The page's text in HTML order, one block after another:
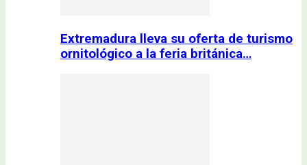
Extremadura lleva su oferta de turismo
ornitológico a la feria británica…